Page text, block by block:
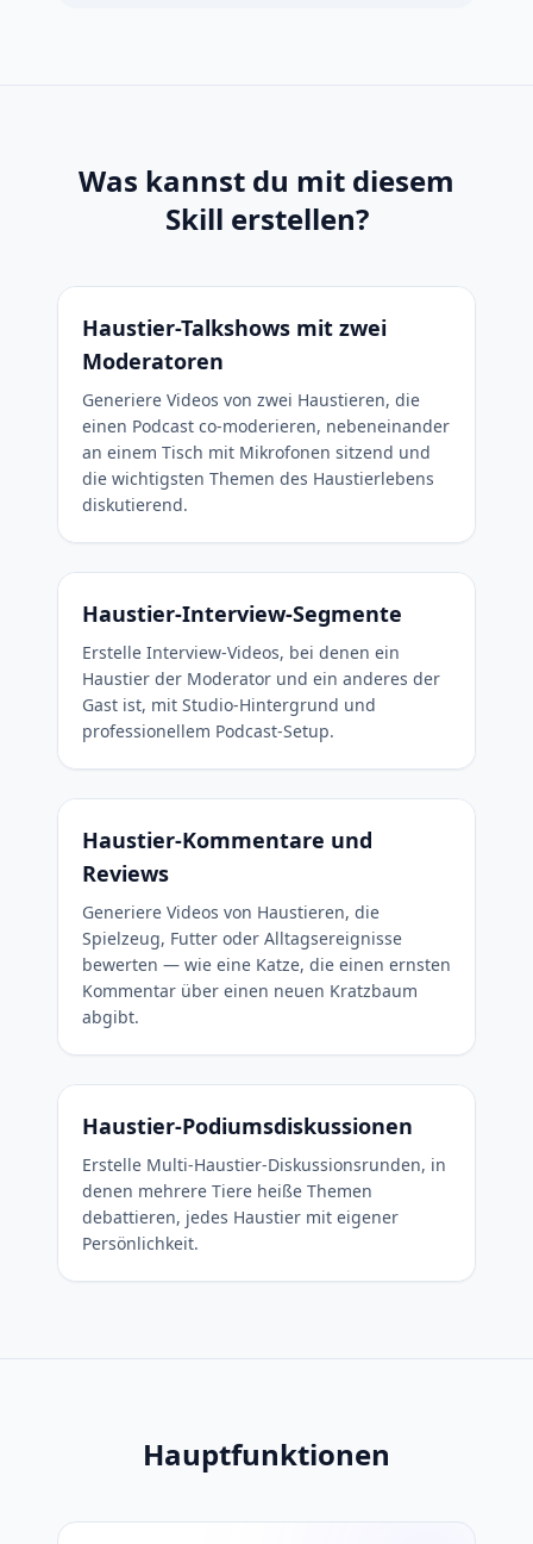
Was kannst du mit diesem
Skill erstellen?
Haustier-Talkshows mit zwei
Moderatoren
Generiere Videos von zwei Haustieren, die
einen Podcast co-moderieren, nebeneinander
an einem Tisch mit Mikrofonen sitzend und
die wichtigsten Themen des Haustierlebens
diskutierend.
Haustier-Interview-Segmente
Erstelle Interview-Videos, bei denen ein
Haustier der Moderator und ein anderes der
Gast ist, mit Studio-Hintergrund und
professionellem Podcast-Setup.
Haustier-Kommentare und
Reviews
Generiere Videos von Haustieren, die
Spielzeug, Futter oder Alltagsereignisse
bewerten — wie eine Katze, die einen ernsten
Kommentar über einen neuen Kratzbaum
abgibt.
Haustier-Podiumsdiskussionen
Erstelle Multi-Haustier-Diskussionsrunden, in
denen mehrere Tiere heiße Themen
debattieren, jedes Haustier mit eigener
Persönlichkeit.
Hauptfunktionen